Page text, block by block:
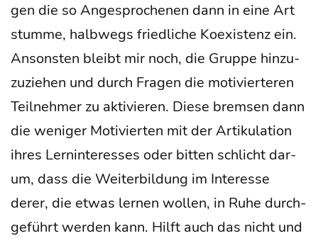
gen die so Ange­spro­che­nen dann in eine Art
stum­me, halb­wegs fried­li­che Koexis­tenz ein.
Ansons­ten bleibt mir noch, die Grup­pe hin­zu­
zu­zie­hen und durch Fra­gen die moti­vier­te­ren
Teil­neh­mer zu akti­vie­ren. Die­se brem­sen dann
die weni­ger Moti­vier­ten mit der Arti­ku­la­ti­on
ihres Lern­in­ter­es­ses oder bit­ten schlicht dar­
um, dass die Wei­ter­bil­dung im Inter­es­se
derer, die etwas ler­nen wol­len, in Ruhe durch­
ge­führt wer­den kann. Hilft auch das nicht und